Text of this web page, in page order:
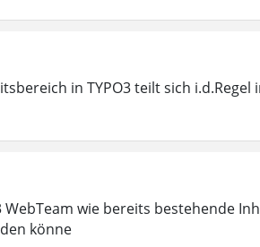
in TYPO3 teilt sich i.d.Regel
WebTeam wie bereits bestehende
könne